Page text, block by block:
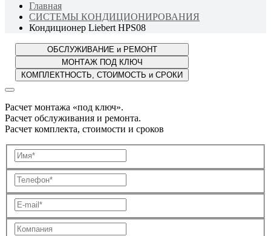
Главная
СИСТЕМЫ КОНДИЦИОНИРОВАНИЯ
Кондиционер Liebert HPS08
Расчет монтажа «под ключ».
Расчет обслуживания и ремонта.
Расчет комплекта, стоимости и сроков